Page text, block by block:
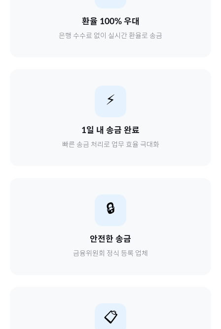
환율 100% 우대
은행 수수료 없이 실시간 환율로 송금
⚡
1일 내 송금 완료
빠른 송금 처리로 업무 효율 극대화
🔒
안전한 송금
금융위원회 정식 등록 업체
📋